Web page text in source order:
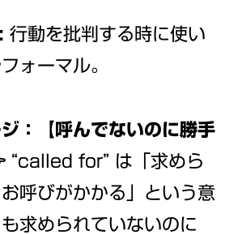
行動を批判する時に使い
ォーマル。
：【呼んでないのに勝手
“called for” は「求めら
呼びがかかる」という意
求められていないのに